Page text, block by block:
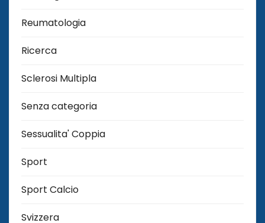
Reumatologia
Ricerca
Sclerosi Multipla
Senza categoria
Sessualita' Coppia
Sport
Sport Calcio
Svizzera